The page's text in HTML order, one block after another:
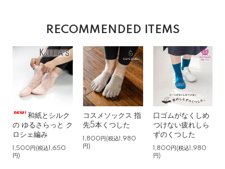
たかね 女性
2025/02/08 11:23:45
新年早々お得な福袋だったので思わず購入しました!
テーピングタイプを以前購入して仕事で愛用させてもらっ
ているので、柄にはこだわりはありませんでした。
白、ピンク、グレーの３色が入ってました。
以前は仕事中に足裏に痛みがありましたが、今はこの靴下
を履く事で、痛みがなくストレスフリーで快適です!!
また定期的に購入しようと思っています。
RECOMMENDED ITEMS
和紙とシルク
の ゆるさらっと ク
ロシェ編み
1,500円(税込1,650
円)
コスメソックス 指
先5本くつした
1,800円(税込1,980
円)
口ゴムがなくしめ
つけない疲れしら
ずのくつした
1,800円(税込1,980
円)